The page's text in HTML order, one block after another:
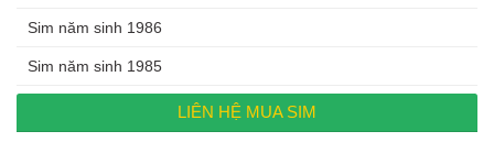
Sim năm sinh 1986
Sim năm sinh 1985
LIÊN HỆ MUA SIM